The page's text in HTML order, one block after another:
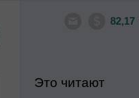
82,17
Это читают